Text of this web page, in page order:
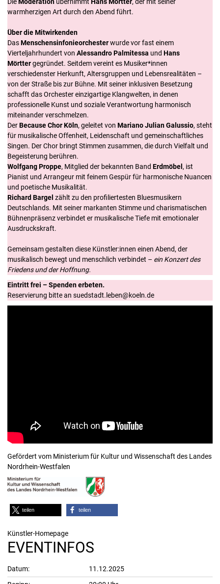
warmherzigen Art durch den Abend führt.
Über die Mitwirkenden
DasMenschensinfonieorchesterwurde vor fast einem
Vierteljahrhundert von Alessandro Palmitessa und Hans
Mörttergegründet. Seitdem vereint es Musiker*innen
verschiedenster Herkunft, Altersgruppen und Lebensrealitäten –
von der Straße bis zur Bühne. Mit seiner inklusiven Besetzung
schafft das Orchester einzigartige Klangwelten, in denen
professionelle Kunst und soziale Verantwortung harmonisch
miteinander verschmelzen.
DerBecause Chor Köln, geleitet von Mariano Julian Galussio, steht
für musikalische Offenheit, Leidenschaft und gemeinschaftliches
Singen. Der Chor bringt Stimmen zusammen, die durch Vielfalt und
Begeisterung berühren.
Wolfgang Proppe, Mitglied der bekannten Band Erdmöbel , ist
Pianist und Arrangeur mit feinem Gespür für harmonische Nuancen
und poetische Musikalität.
Richard Bargel zählt zu den profiliertesten Bluesmusikern
Deutschlands. Mit seiner markanten Stimme und charismatischen
Bühnenpräsenz verbindet er musikalische Tiefe mit emotionaler
Ausdruckskraft.
Gemeinsam gestalten diese Künstler:innen einen Abend, der
musikalisch bewegt und menschlich verbindet – ein Konzert des
Friedens und der Hoffnung.
Eintritt frei – Spenden erbeten.
Reservierung bitte an suedstadt.leben@koeln.de
Gefördert vom Ministerium für Kultur und Wissenschaft des Landes
Nordrhein-Westfalen
teilen teilen
Künstler-Homepage
EVENTINFOS
Datum:
11.12.2025